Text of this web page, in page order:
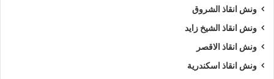
ونش انقاذ الشروق
ونش انقاذ الشيخ زايد
ونش انقاذ الاقصر
ونش انقاذ اسكندرية